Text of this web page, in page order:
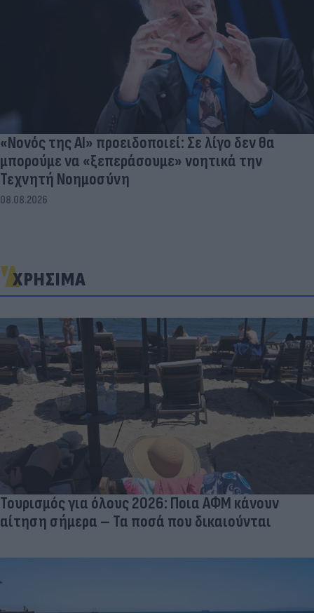
«Νονός της AI» προειδοποιεί: Σε λίγο δεν θα
μπορούμε να «ξεπεράσουμε» νοητικά την
Τεχνητή Νοημοσύνη
08.08.2026
ΧΡΗΣΙΜΑ
Τουρισμός για όλους 2026: Ποια ΑΦΜ κάνουν
αίτηση σήμερα – Τα ποσά που δικαιούνται